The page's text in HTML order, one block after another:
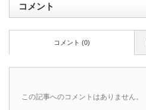
コメント
コメント (0)
この記事へのコメントはありません。